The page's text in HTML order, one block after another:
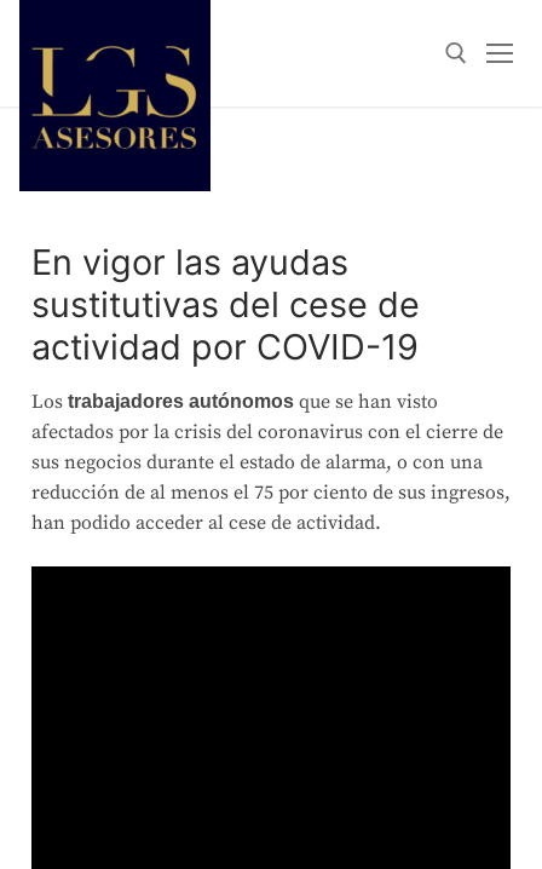
En vigor las ayudas
sustitutivas del cese de
actividad por COVID-19
Los trabajadores autónomos que se han visto
afectados por la crisis del coronavirus con el cierre de
sus negocios durante el estado de alarma, o con una
reducción de al menos el 75 por ciento de sus ingresos,
han podido acceder al cese de actividad.